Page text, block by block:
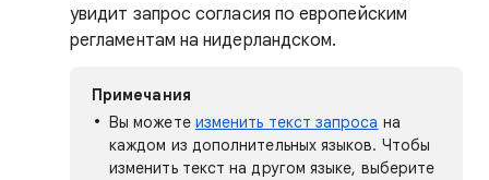
увидит запрос согласия по европейским
регламентам на нидерландском.
Примечания
Вы можете изменить текст запроса на
каждом из дополнительных языков. Чтобы
изменить текст на другом языке, выберите